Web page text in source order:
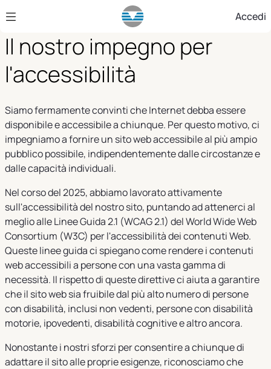
Skip to Main Content Accedi
Il nostro impegno per
l'accessibilità
Siamo fermamente convinti che Internet debba essere
disponibile e accessibile a chiunque. Per questo motivo, ci
impegniamo a fornire un sito web accessibile al più ampio
pubblico possibile, indipendentemente dalle circostanze e
dalle capacità individuali.
Nel corso del 2025, abbiamo lavorato attivamente
sull'accessibilità del nostro sito, puntando ad attenerci al
meglio alle Linee Guida 2.1 (WCAG 2.1) del World Wide Web
Consortium (W3C) per l'accessibilità dei contenuti Web.
Queste linee guida ci spiegano come rendere i contenuti
web accessibili a persone con una vasta gamma di
necessità. Il rispetto di queste direttive ci aiuta a garantire
che il sito web sia fruibile dal più alto numero di persone
con disabilità, inclusi non vedenti, persone con disabilità
motorie, ipovedenti, disabilità cognitive e altro ancora.
Nonostante i nostri sforzi per consentire a chiunque di
adattare il sito alle proprie esigenze, riconosciamo che